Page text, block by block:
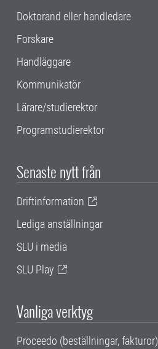
Doktorand eller handledare
Forskare
Handläggare
Kommunikatör
Lärare/studierektor
Programstudierektor
Senaste nytt från
Driftinformation
Lediga anställningar
SLU i media
SLU Play
Vanliga verktyg
Proceedo (beställningar, fakturor)